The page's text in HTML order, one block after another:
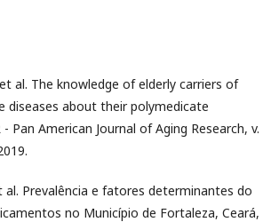
et al. The knowledge of elderly carriers of
diseases about their polymedicate
Pan American Journal of Aging Research, v.
al. Prevalência e fatores determinantes do
no Município de Fortaleza, Ceará,